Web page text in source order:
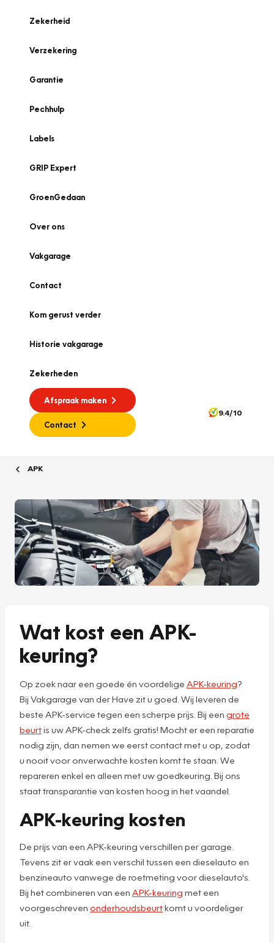
Zekerheid
Verzekering
Garantie
Pechhulp
Labels
GRIP Expert
GroenGedaan
Over ons
Vakgarage
Contact
Kom gerust verder
Historie vakgarage
Zekerheden
Afspraak maken
Contact
9.4/10
APK
Wat kost een APK-
keuring?
Op zoek naar een goede én voordelige APK-keuring?
Bij Vakgarage van der Have zit u goed. Wij leveren de
beste APK-service tegen een scherpe prijs. Bij een grote
beurtis uw APK-check zelfs gratis! Mocht er een reparatie
nodig zijn, dan nemen we eerst contact met u op, zodat
u nooit voor onverwachte kosten komt te staan. We
repareren enkel en alleen met uw goedkeuring. Bij ons
staat transparantie van kosten hoog in het vaandel.
APK-keuring kosten
De prijs van een APK-keuring verschillen per garage.
Tevens zit er vaak een verschil tussen een dieselauto en
benzineauto vanwege de roetmeting voor dieselauto's.
Bij het combineren van een APK-keuring met een
voorgeschreven onderhoudsbeurtkomt u voordeliger
uit.